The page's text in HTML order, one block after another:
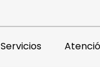
Servicios